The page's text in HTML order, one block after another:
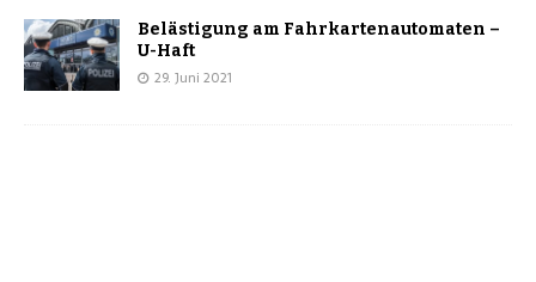
Belästigung am Fahrkartenautomaten –
U-Haft
29. Juni 2021